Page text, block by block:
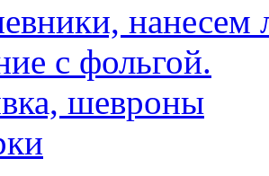
нанесем
с фольгой.
шевроны